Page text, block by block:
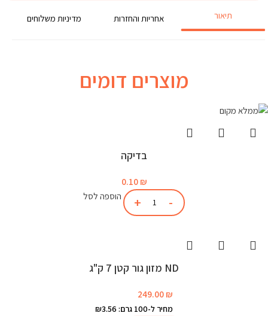
תיאור אחריות והחזרות מדיניות משלוחים
מוצרים דומים
בדיקה
0.10 ₪
הוספה לסל
ND מזון גור קטן 7 ק"ג
249.00 ₪
מחיר ל-100 גרם: ₪3.56